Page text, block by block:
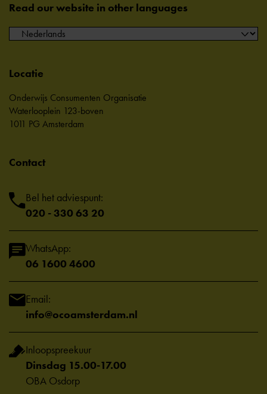
Read our website in other languages
Locatie
Onderwijs Consumenten Organisatie
Waterlooplein 123-boven
1011 PG Amsterdam
Contact
Bel het adviespunt:
020 - 330 63 20
WhatsApp:
06 1600 4600
Email:
info@ocoamsterdam.nl
Inloopspreekuur
Dinsdag 15.00-17.00
OBA Osdorp